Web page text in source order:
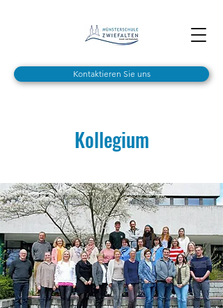
Kontaktieren Sie uns
Kollegium